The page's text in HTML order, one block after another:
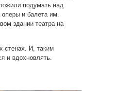
подумать над
и балета им.
здании театра на
стенах. И, таким
и вдохновлять.